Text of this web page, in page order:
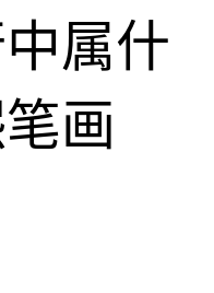
属什
画